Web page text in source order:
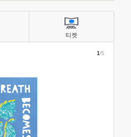
1/5
티켓